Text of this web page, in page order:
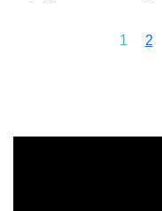
1 2